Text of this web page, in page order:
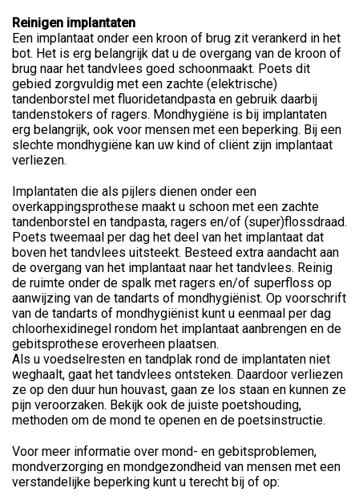
Reinigen implantaten
Een implantaat onder een kroon of brug zit verankerd in het
bot. Het is erg belangrijk dat u de overgang van de kroon of
brug naar het tandvlees goed schoonmaakt. Poets dit
gebied zorgvuldig met een zachte (elektrische)
tandenborstel met fluoridetandpasta en gebruik daarbij
tandenstokers of ragers. Mondhygiëne is bij implantaten
erg belangrijk, ook voor mensen met een beperking. Bij een
slechte mondhygiëne kan uw kind of cliënt zijn implantaat
verliezen.
Implantaten die als pijlers dienen onder een
overkappingsprothese maakt u schoon met een zachte
tandenborstel en tandpasta, ragers en/of (super)flossdraad.
Poets tweemaal per dag het deel van het implantaat dat
boven het tandvlees uitsteekt. Besteed extra aandacht aan
de overgang van het implantaat naar het tandvlees. Reinig
de ruimte onder de spalk met ragers en/of superfloss op
aanwijzing van de tandarts of mondhygiënist. Op voorschrift
van de tandarts of mondhygiënist kunt u eenmaal per dag
chloorhexidinegel rondom het implantaat aanbrengen en de
gebitsprothese eroverheen plaatsen.
Als u voedselresten en tandplak rond de implantaten niet
weghaalt, gaat het tandvlees ontsteken. Daardoor verliezen
ze op den duur hun houvast, gaan ze los staan en kunnen ze
pijn veroorzaken. Bekijk ook de juiste poetshouding,
methoden om de mond te openen en de poetsinstructie.
Voor meer informatie over mond- en gebitsproblemen,
mondverzorging en mondgezondheid van mensen met een
verstandelijke beperking kunt u terecht bij of op: